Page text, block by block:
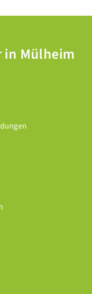
in Mülheim